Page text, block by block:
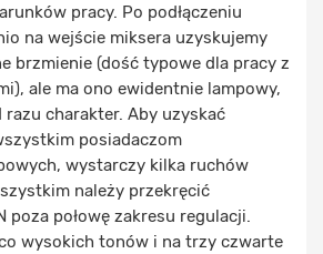
pracy. Po podłączeniu
na wejście miksera uzyskujemy
brzmienie (dość typowe dla pracy z
ale ma ono ewidentnie lampowy,
charakter. Aby uzyskać
posiadaczom
wystarczy kilka ruchów
należy przekręcić
poza połowę zakresu regulacji.
wysokich tonów i na trzy czwarte